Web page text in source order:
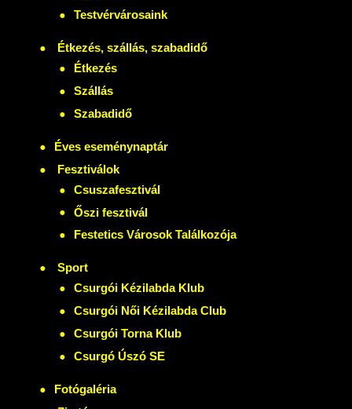
Testvérvárosaink
Étkezés, szállás, szabadidő
Étkezés
Szállás
Szabadidő
Éves eseménynaptár
Fesztiválok
Csuszafesztivál
Őszi fesztivál
Festetics Városok Találkozója
Sport
Csurgói Kézilabda Klub
Csurgói Női Kézilabda Club
Csurgói Torna Klub
Csurgó Úszó SE
Fotógaléria